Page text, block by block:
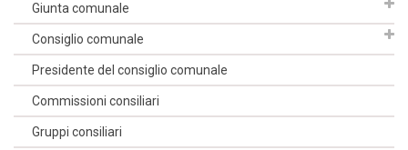
Giunta comunale
Consiglio comunale
Presidente del consiglio comunale
Commissioni consiliari
Gruppi consiliari